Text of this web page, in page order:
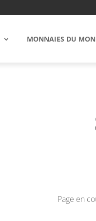
MONNAIES DU
Page en